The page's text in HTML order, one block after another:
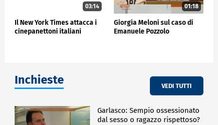
03:14
Il New York Times attacca i
cinepanettoni italiani
01:18
Giorgia Meloni sul caso di
Emanuele Pozzolo
Inchieste VEDI TUTTI
Garlasco: Sempio ossessionato
dal sesso o ragazzo rispettoso?